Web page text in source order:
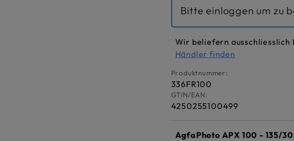
Bitte einloggen um zu
Wir beliefern ausschliesslich
Händler finden
Produktnummer:
336FR100
GTIN/EAN:
4250255100499
AgfaPhoto APX 100 - 135/